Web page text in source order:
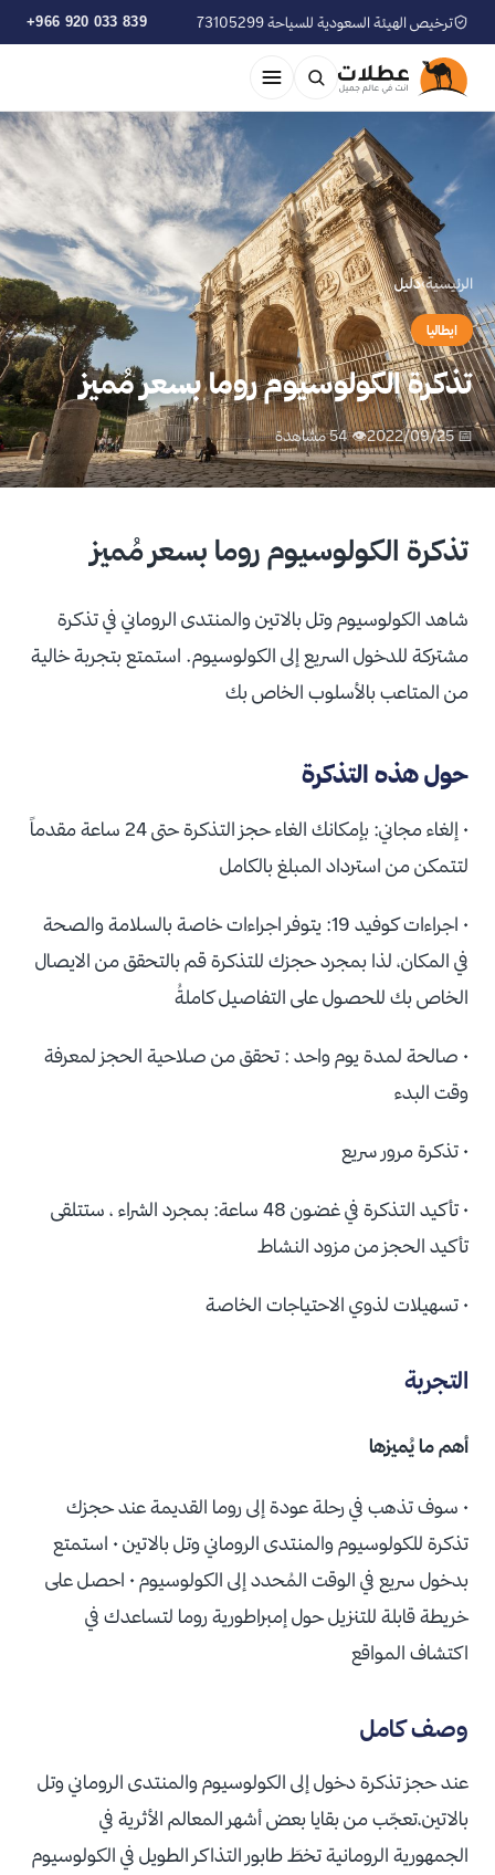
ترخيص الهيئة السعودية للسياحة 73105299 +966 920 033 839
الرئيسية›دليل
ايطاليا
تذكرة الكولوسيوم روما بسعر مُميز
📅 2022/09/25 👁 54 مشاهدة
تذكرة الكولوسيوم روما بسعر مُميز
شاهد الكولوسيوم وتل بالاتين والمنتدى الروماني في تذكرة
مشتركة للدخول السريع إلى الكولوسيوم. استمتع بتجربة خالية
من المتاعب بالأسلوب الخاص بك
حول هذه التذكرة
• إلغاء مجاني: بإمكانك الغاء حجز التذكرة حتى 24 ساعة مقدماً
لتتمكن من استرداد المبلغ بالكامل
• اجراءات كوفيد 19: يتوفر اجراءات خاصة بالسلامة والصحة
في المكان، لذا بمجرد حجزك للتذكرة قم بالتحقق من الايصال
الخاص بك للحصول على التفاصيل كاملةُ
• صالحة لمدة يوم واحد : تحقق من صلاحية الحجز لمعرفة
وقت البدء
• تذكرة مرور سريع
• تأكيد التذكرة في غضون 48 ساعة: بمجرد الشراء ، ستتلقى
تأكيد الحجز من مزود النشاط
• تسهيلات لذوي الاحتياجات الخاصة
التجربة
أهم ما يُميزها
• سوف تذهب في رحلة عودة إلى روما القديمة عند حجزك
تذكرة للكولوسيوم والمنتدى الروماني وتل بالاتين • استمتع
بدخول سريع في الوقت المُحدد إلى الكولوسيوم • احصل على
خريطة قابلة للتنزيل حول إمبراطورية روما لتساعدك في
اكتشاف المواقع
وصف كامل
عند حجز تذكرة دخول إلى الكولوسيوم والمنتدى الروماني وتل
بالاتين،تعجّب من بقايا بعض أشهر المعالم الأثرية في
الجمهورية الرومانية تخطَ طابور التذاكر الطويل في الكولوسيوم